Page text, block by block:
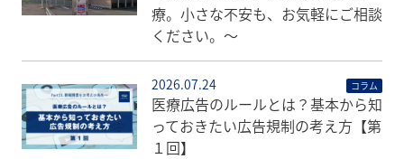
療。小さな不安も、お気軽にご相談
ください。〜
2026.07.24 コラム
医療広告のルールとは？基本から知
っておきたい広告規制の考え方【第
１回】